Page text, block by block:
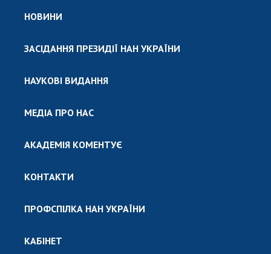
НОВИНИ
ЗАСІДАННЯ ПРЕЗИДІЇ НАН УКРАЇНИ
НАУКОВІ ВИДАННЯ
МЕДІА ПРО НАС
АКАДЕМІЯ КОМЕНТУЄ
КОНТАКТИ
ПРОФСПІЛКА НАН УКРАЇНИ
КАБІНЕТ